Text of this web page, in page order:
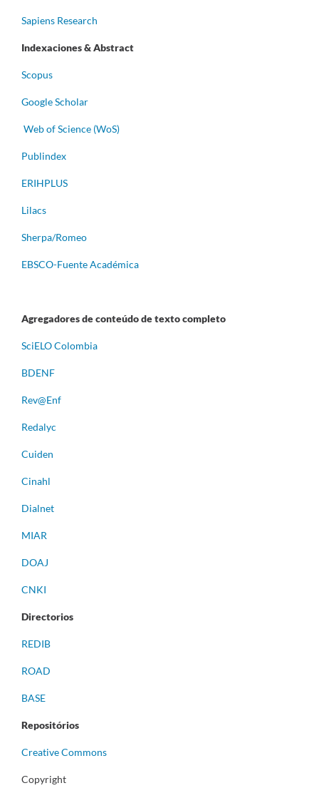
Sapiens Research
Indexaciones & Abstract
Scopus
Google Scholar
Web of Science (WoS)
Publindex
ERIHPLUS
Lilacs
Sherpa/Romeo
EBSCO-Fuente Académica
Agregadores de conteúdo de texto completo
SciELO Colombia
BDENF
Rev@Enf
Redalyc
Cuiden
Cinahl
Dialnet
MIAR
DOAJ
CNKI
Directorios
REDIB
ROAD
BASE
Repositórios
Creative Commons
Copyright